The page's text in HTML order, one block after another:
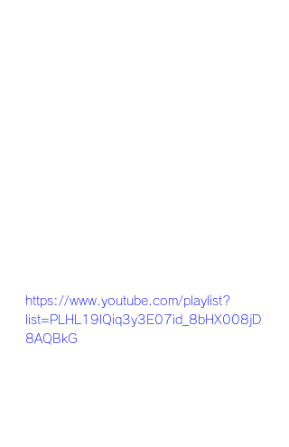
https://www.youtube.com/playlist?
list=PLHL19lQiq3y3E07id_8bHX008jD
8AQBkG